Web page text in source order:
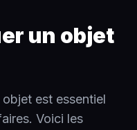
un objet
est essentiel
Voici les